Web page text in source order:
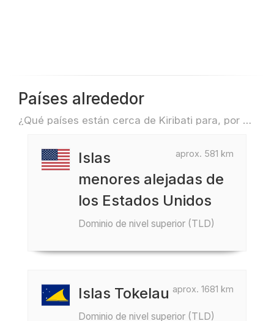
Países alrededor
¿Qué países están cerca de Kiribati para, por ejemplo, viajar o volar?
aprox. 581 km
Islas
menores alejadas de
los Estados Unidos
Dominio de nivel superior (TLD)
aprox. 1681 km
Islas Tokelau
Dominio de nivel superior (TLD)